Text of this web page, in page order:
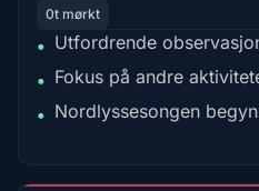
0t mørkt
• Utfordrende
• Fokus på andre
• Nordlyssesongen